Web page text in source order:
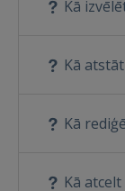
Kā
Kā
Kā
Kā